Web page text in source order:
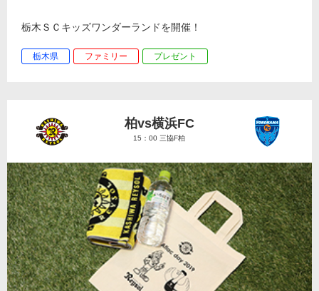
栃木ＳＣキッズワンダーランドを開催！
栃木県 ファミリー プレゼント
柏vs横浜FC
15：00 三協F柏